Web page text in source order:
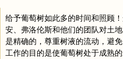
给予葡萄树如此多的时间和照顾
安、弗洛伦斯和他们的团队对土
是精确的，尊重树液的流动，避
工作的目的是使葡萄树处于成熟